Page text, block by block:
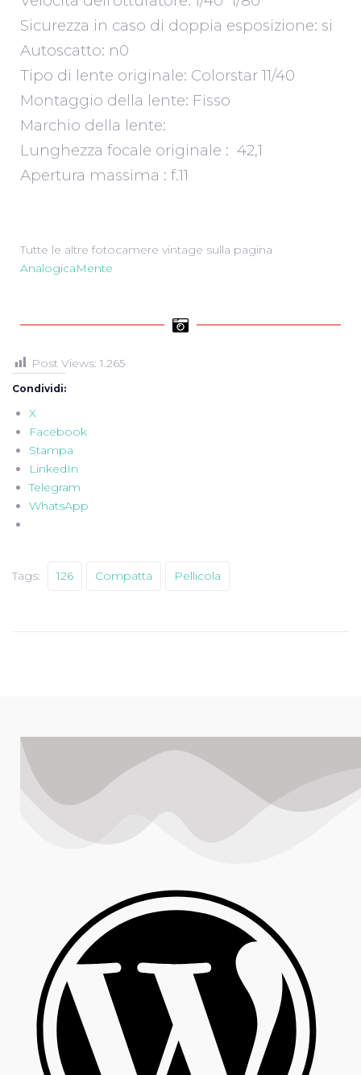
Sicurezza in caso di doppia esposizione: si
Autoscatto: n0
Tipo di lente originale: Colorstar 11/40
Montaggio della lente: Fisso
Marchio della lente:
Lunghezza focale originale : 42,1
Apertura massima : f.11
Tutte le altre fotocamere vintage sulla pagina
AnalogicaMente
Post Views: 1.265
Condividi:
X
Facebook
Stampa
LinkedIn
Telegram
WhatsApp
Tags: 126 Compatta Pellicola